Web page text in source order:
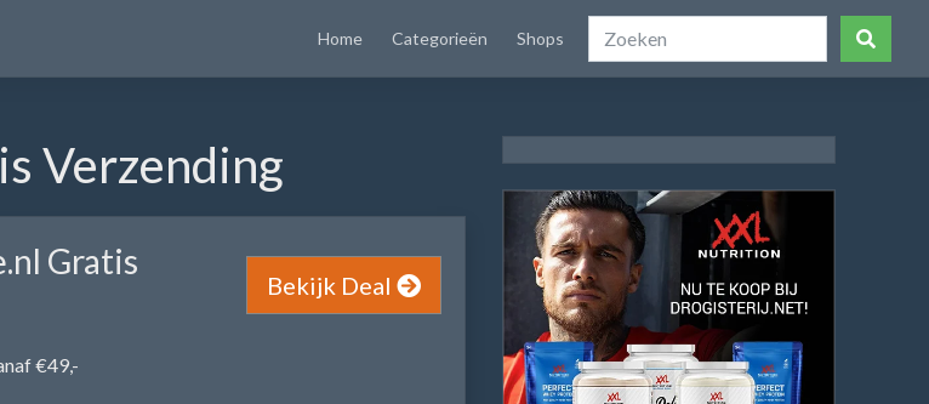
Home Categorieën Shops
Verzending
Gratis
€49,-
Bekijk Deal